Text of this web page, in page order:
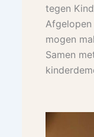
tegen
mogen
Samen